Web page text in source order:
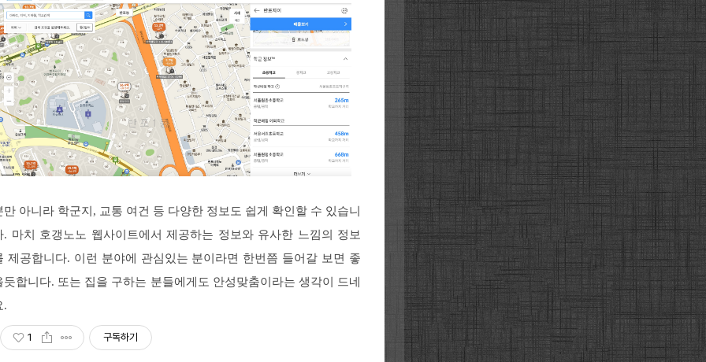
만 아니라 학군지, 교통 여건 등 다양한 정보도 쉽게 확인할 수 있습니
. 마치 호갱노노 웹사이트에서 제공하는 정보와 유사한 느낌의 정보
제공합니다. 이런 분야에 관심있는 분이라면 한번쯤 들어갈 보면 좋
듯합니다. 또는 집을 구하는 분들에게도 안성맞춤이라는 생각이 드네
.
1 구독하기